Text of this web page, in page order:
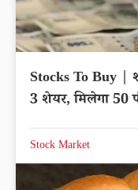
Stocks To Buy |
3 शेयर, मिलेगा 50
Stock Market